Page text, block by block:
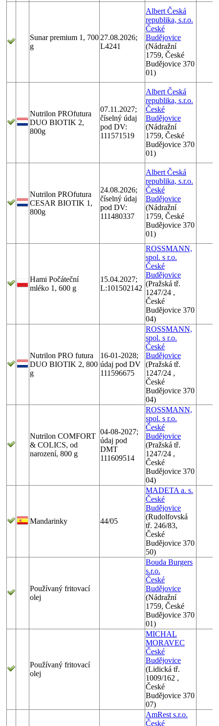
Sunar premium 1, 700
g
27.08.2026;
L4241
Albert Česká
republika, s.r.o.
České
Budějovice
(Nádražní
1759, České
Budějovice 370
01)
Nutrilon PROfutura
DUO BIOTIK 2,
800g
07.11.2027;
číselný údaj
pod DV:
111571519
Albert Česká
republika, s.r.o.
České
Budějovice
(Nádražní
1759, České
Budějovice 370
01)
Nutrilon PROfutura
CESAR BIOTIK 1,
800g
24.08.2026;
číselný údaj
pod DV:
111480337
Albert Česká
republika, s.r.o.
České
Budějovice
(Nádražní
1759, České
Budějovice 370
01)
Hami Počáteční
mléko 1, 600 g
15.04.2027;
L:101502142
ROSSMANN,
spol. s r.o.
České
Budějovice
(Pražská tř.
1247/24 ,
České
Budějovice 370
04)
Nutrilon PRO futura
DUO BIOTIK 2, 800
g
16-01-2028;
údaj pod DV
111596675
ROSSMANN,
spol. s r.o.
České
Budějovice
(Pražská tř.
1247/24 ,
České
Budějovice 370
04)
Nutrilon COMFORT
& COLICS, od
narození, 800 g
04-08-2027;
údaj pod
DMT
111609514
ROSSMANN,
spol. s r.o.
České
Budějovice
(Pražská tř.
1247/24 ,
České
Budějovice 370
04)
Mandarinky 44/05
MADETA a. s.
České
Budějovice
(Rudolfovská
tř. 246/83,
České
Budějovice 370
50)
Používaný fritovací
olej
Bouda Burgers
s.r.o.
České
Budějovice
(Nádražní
1759, České
Budějovice 370
01)
Používaný fritovací
olej
MICHAL
MORAVEC
České
Budějovice
(Lidická tř.
1009/162 ,
České
Budějovice 370
07)
AmRest s.r.o.
České